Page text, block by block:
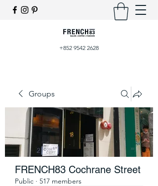
+852 9542 2628
Groups
FRENCH83 Cochrane Street
Public · 517 members